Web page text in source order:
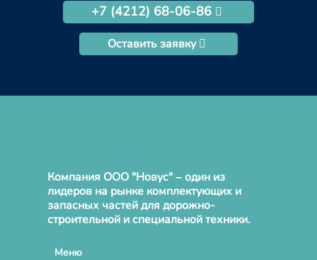
+7 (4212) 68-06-86
Оставить заявку
Компания ООО "Новус" – один из
лидеров на рынке комплектующих и
запасных частей для дорожно-
строительной и специальной техники.
Меню